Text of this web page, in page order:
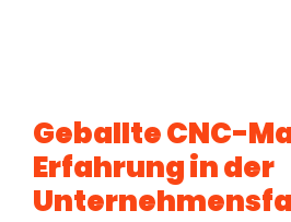
Geballte CNC-
Erfahrung in der